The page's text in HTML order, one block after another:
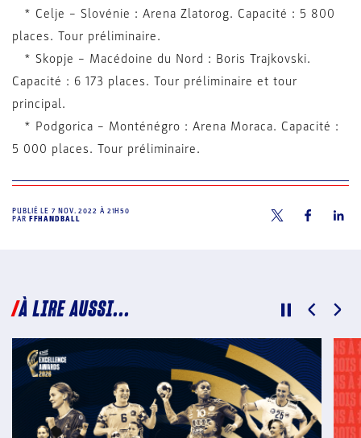
* Celje – Slovénie : Arena Zlatorog. Capacité : 5 800
places. Tour préliminaire.
* Skopje – Macédoine du Nord : Boris Trajkovski.
Capacité : 6 173 places. Tour préliminaire et tour
principal.
* Podgorica – Monténégro : Arena Moraca. Capacité :
5 000 places. Tour préliminaire.
PUBLIÉ LE7 NOV. 2022 À 21H50
PAR FFHANDBALL
À LIRE AUSSI...